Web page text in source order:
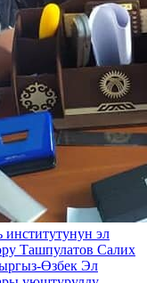
эл
Ташпулатов Салих
Өзбек Эл